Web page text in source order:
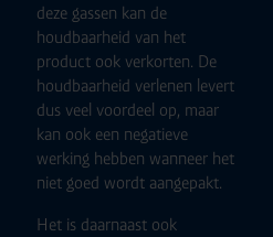
deze gassen kan de
houdbaarheid van het
product ook verkorten. De
houdbaarheid verlenen levert
dus veel voordeel op, maar
kan ook een negatieve
werking hebben wanneer het
niet goed wordt aangepakt.
Het is daarnaast ook